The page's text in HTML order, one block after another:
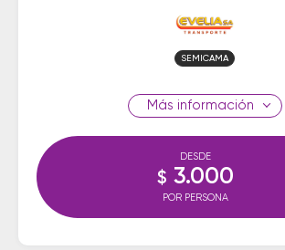
SEMICAMA
información
DESDE
$ 3.000
POR PERSONA